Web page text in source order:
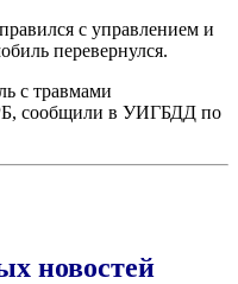
с управлением и
перевернулся.
с травмами
сообщили в УИГБДД по
новостей